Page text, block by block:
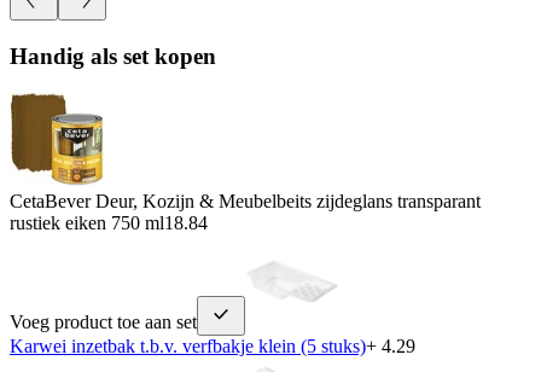
Handig als set kopen
CetaBever Deur, Kozijn & Meubelbeits zijdeglans transparant
rustiek eiken 750 ml18.84
Voeg product toe aan set
Karwei inzetbak t.b.v. verfbakje klein (5 stuks)+ 4.29